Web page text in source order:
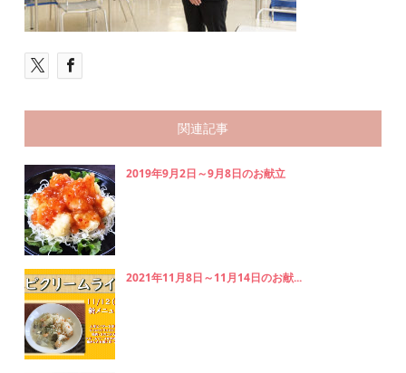
関連記事
2019年9月2日～9月8日のお献立
2021年11月8日～11月14日のお献...